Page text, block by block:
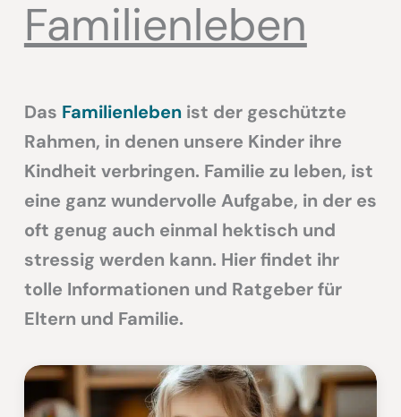
Familienleben
Das Familienlebenist der geschützte
Rahmen, in denen unsere Kinder ihre
Kindheit verbringen. Familie zu leben, ist
eine ganz wundervolle Aufgabe, in der es
oft genug auch einmal hektisch und
stressig werden kann. Hier findet ihr
tolle Informationen und Ratgeber für
Eltern und Familie.